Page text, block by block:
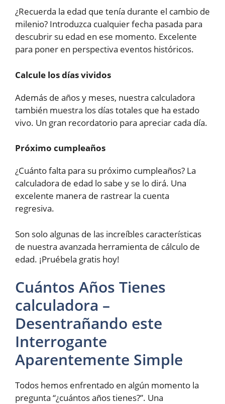
¿Recuerda la edad que tenía durante el cambio de
milenio? Introduzca cualquier fecha pasada para
descubrir su edad en ese momento. Excelente
para poner en perspectiva eventos históricos.
Calcule los días vividos
Además de años y meses, nuestra calculadora
también muestra los días totales que ha estado
vivo. Un gran recordatorio para apreciar cada día.
Próximo cumpleaños
¿Cuánto falta para su próximo cumpleaños? La
calculadora de edad lo sabe y se lo dirá. Una
excelente manera de rastrear la cuenta
regresiva.
Son solo algunas de las increíbles características
de nuestra avanzada herramienta de cálculo de
edad. ¡Pruébela gratis hoy!
Cuántos Años Tienes
calculadora –
Desentrañando este
Interrogante
Aparentemente Simple
Todos hemos enfrentado en algún momento la
pregunta “¿cuántos años tienes?”. Una